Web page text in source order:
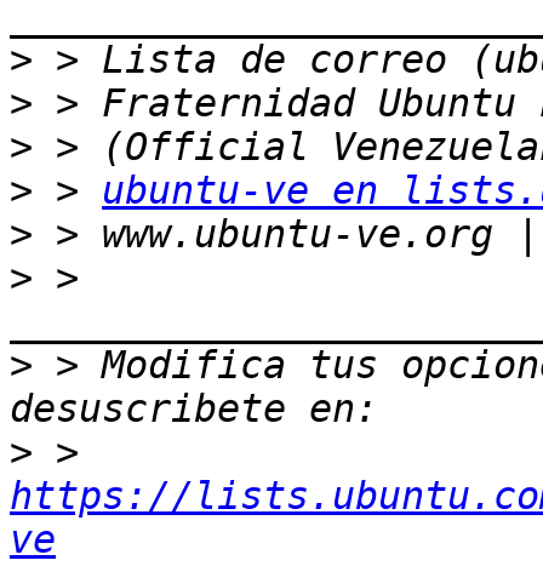
>
>
>
> > ubuntu-ve en
>
> >
> > Modifica tus
>
https://
ve